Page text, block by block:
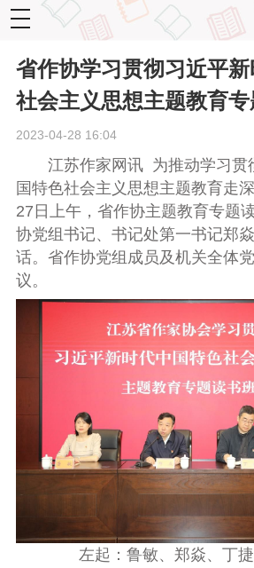
toggle
navigation
省作协学习贯彻习近平
社会主义思想主题教育
2023-04-28 16:04
江苏作家网讯 为推动学习贯
国特色社会主义思想主题教育走
27日 上午，省作协主题教育专题
协党组书记、书记处第一书记郑焱
话。 省作协党组成员及机关全体
议。
左起：鲁敏、郑焱、丁